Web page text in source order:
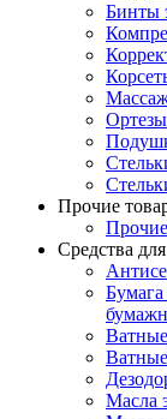
Бинты
Ортезы
Прочие
Средства
Бумага
Масла